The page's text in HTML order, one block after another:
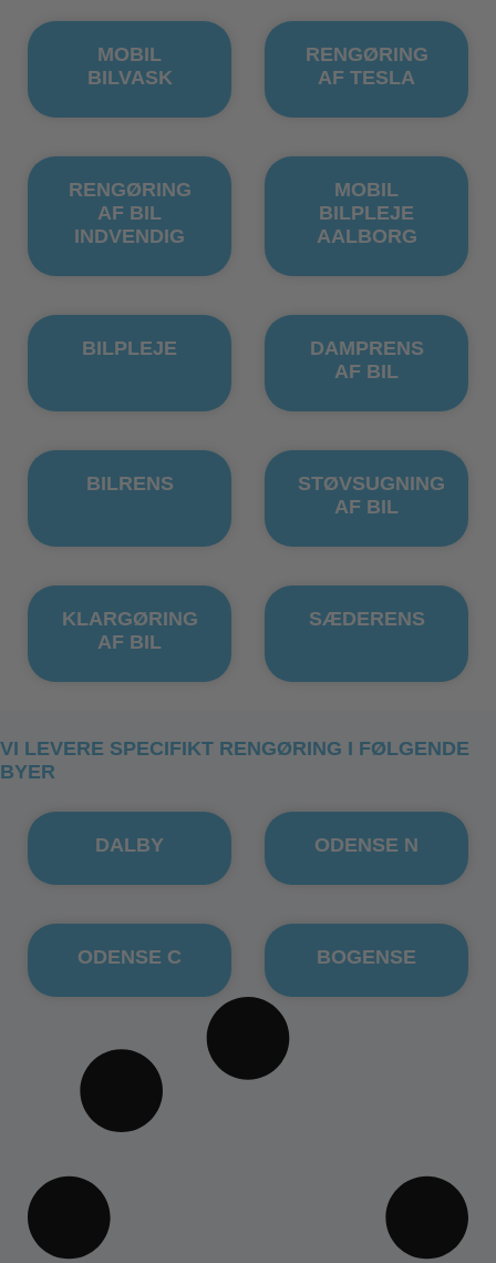
MOBIL
BILVASK
RENGØRING
AF TESLA
RENGØRING
AF BIL
INDVENDIG
MOBIL
BILPLEJE
AALBORG
BILPLEJE
DAMPRENS
AF BIL
BILRENS
STØVSUGNING
AF BIL
KLARGØRING
AF BIL
SÆDERENS
VI LEVERE SPECIFIKT RENGØRING I FØLGENDE
BYER
DALBY ODENSE N
ODENSE C BOGENSE